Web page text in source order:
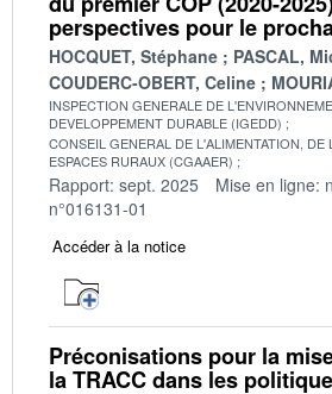
perspectives pour le
HOCQUET, Stéphane
PASCAL,
COUDERC-OBERT, Celine
INSPECTION GENERALE DE
DEVELOPPEMENT DURABLE (IGEDD)
CONSEIL GENERAL DE L'ALIMENTATION, DE
ESPACES RURAUX (CGAAER)
Rapport: sept. 2025 Mise en ligne:
n°016131-01
Accéder à la notice
Préconisations pour la
la TRACC dans les